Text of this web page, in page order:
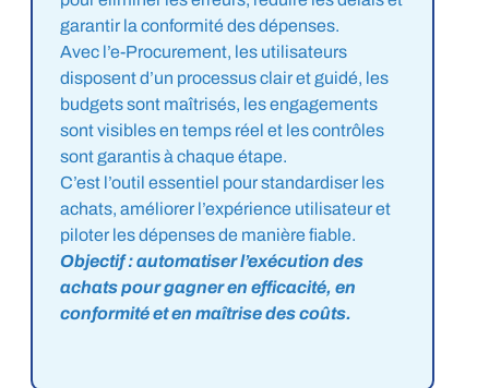
garantir la conformité des dépenses.
Avec l’e-Procurement, les utilisateurs
disposent d’un processus clair et guidé, les
budgets sont maîtrisés, les engagements
sont visibles en temps réel et les contrôles
sont garantis à chaque étape.
C’est l’outil essentiel pour standardiser les
achats, améliorer l’expérience utilisateur et
piloter les dépenses de manière fiable.
Objectif : automatiser l’exécution des
achats pour gagner en efficacité, en
conformité et en maîtrise des coûts.